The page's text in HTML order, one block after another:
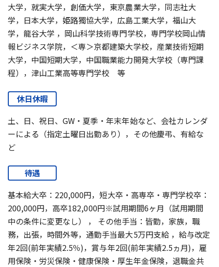
大学，就実大学，創価大学，東京農業大学，同志社大
学，日本大学，姫路獨協大学，広島工業大学，福山大
学，龍谷大学 ，岡山科学技術専門学校，専門学校岡山情
報ビジネス学院，＜専＞京都建築大学校，産業技術短期
大学，中国短期大学，中国職業能力開発大学校（専門課
程），津山工業高等専門学校 等
休日休暇
土、日、祝日、GW・夏季・年末年始など、会社カレンダ
ーによる（指定土曜日出勤あり），その他慶弔、有給な
ど
待遇
基本給大卒：220,000円，短大卒・高専卒・専門学校卒：
200,000円，高卒182,000円※試用期間6ヶ月（試用期間
中の条件に変更なし） ， その他手当：皆勤，家族，職
務，出張，時間外等，通勤手当最大5万円支給 ，給与改定
年2回(前年実績2.5％)，賞与年2回(前年実績2.5ヵ月)，雇
用保険・労災保険・健康保険・厚生年金保険，退職金共